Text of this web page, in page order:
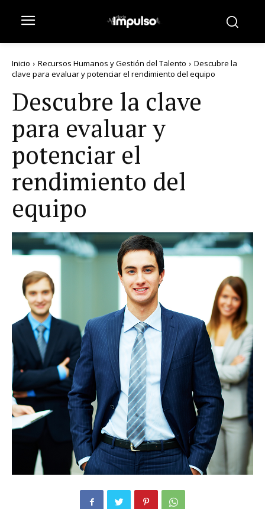
Inicio Recursos Humanos y Gestión del Talento
Descubre la
clave para evaluar y potenciar el rendimiento del equipo
Descubre la clave
para evaluar y
potenciar el
rendimiento del
equipo